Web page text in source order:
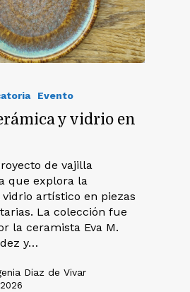
Evento
y vidrio en
de vajilla
que explora la
artístico en piezas
La colección fue
la ceramista Eva M.
y…
Diaz de Vivar